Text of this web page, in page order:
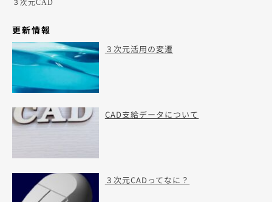
３次元CAD
更新情報
３次元活用の変遷
CAD支給データについて
３次元CADってなに？